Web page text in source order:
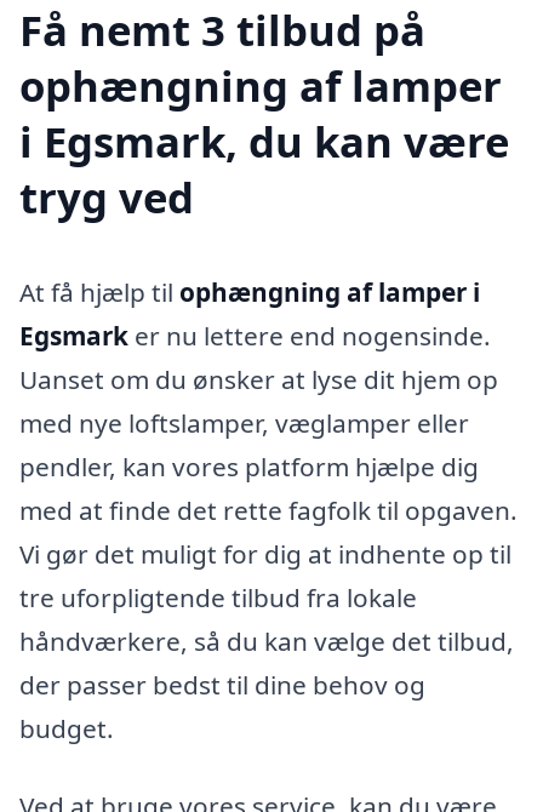
Få nemt 3 tilbud på
ophængning af lamper
i Egsmark, du kan være
tryg ved
At få hjælp til ophængning af lamper i
Egsmark er nu lettere end nogensinde.
Uanset om du ønsker at lyse dit hjem op
med nye loftslamper, væglamper eller
pendler, kan vores platform hjælpe dig
med at finde det rette fagfolk til opgaven.
Vi gør det muligt for dig at indhente op til
tre uforpligtende tilbud fra lokale
håndværkere, så du kan vælge det tilbud,
der passer bedst til dine behov og
budget.